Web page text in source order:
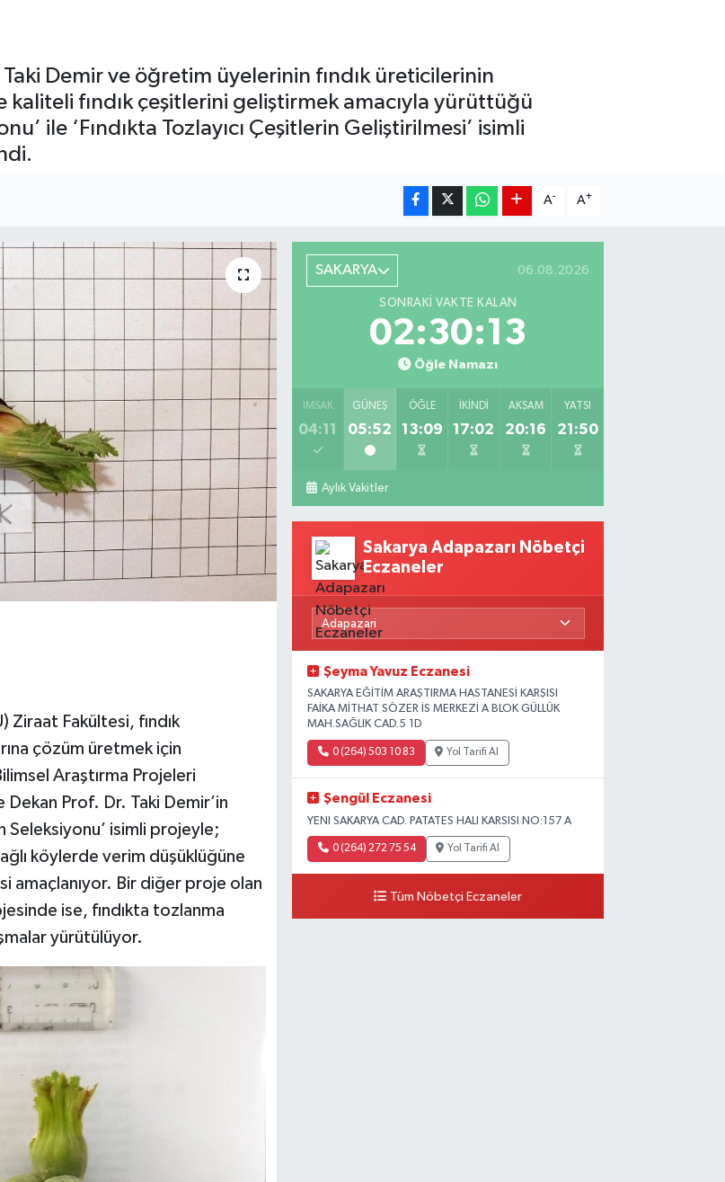
Demir ve öğretim üyelerinin fındık üreticilerinin
fındık çeşitlerini geliştirmek amacıyla yürüttüğü
ile ‘Fındıkta Tozlayıcı Çeşitlerin Geliştirilmesi’ isimli
A- A+
Ziraat Fakültesi, fındık
çözüm üretmek için
Araştırma Projeleri
Prof. Dr. Taki Demir’in
Seleksiyonu’ isimli projeyle;
köylerde verim düşüklüğüne
amaçlanıyor. Bir diğer proje olan
ise, fındıkta tozlanma
yürütülüyor.
SAKARYA 06.08.2026
SONRAKI VAKTE KALAN
02:30:11
Öğle Namazı
İMSAK
04:11
GÜNEŞ
05:52
ÖĞLE
13:09
İKINDI
17:02
AKŞAM
20:16
YATSI
21:50
Aylık Vakitler
Sakarya Adapazarı Nöbetçi
Eczaneler
Şeyma Yavuz Eczanesi
SAKARYA EĞİTİM ARAŞTIRMA HASTANESİ KARŞISI
FAİKA MİTHAT SÖZER İS MERKEZİ A BLOK GÜLLÜK
MAH.SAĞLIK CAD.5 1D
0 (264) 503 10 83 Yol Tarifi Al
Şengül Eczanesi
YENI SAKARYA CAD. PATATES HALI KARSISI NO:157 A
0 (264) 272 75 54 Yol Tarifi Al
Tüm Nöbetçi Eczaneler